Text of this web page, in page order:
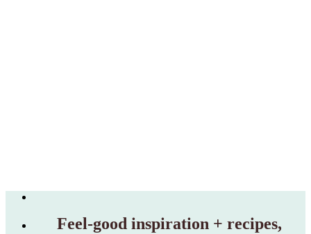
Feel‑good inspiration + recipes,